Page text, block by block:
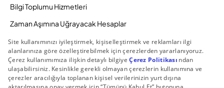
Bilgi Toplumu Hizmetleri
Zaman Aşımına Uğrayacak Hesaplar
Duyurular ve Kampanyalar